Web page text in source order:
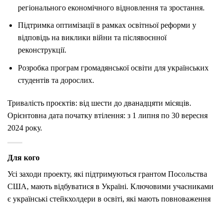
регіонального економічного відновлення та зростання.
Підтримка оптимізації в рамках освітньої реформи у
відповідь на виклики війни та післявоєнної
реконструкції.
Розробка програм громадянської освіти для українських
студентів та дорослих.
Тривалість проєктів: від шести до дванадцяти місяців.
Орієнтовна дата початку втілення: з 1 липня по 30 вересня
2024 року.
Для кого
Усі заходи проекту, які підтримуються грантом Посольства
США, мають відбуватися в Україні. Ключовими учасниками
є українські стейкхолдери в освіті, які мають повноваження